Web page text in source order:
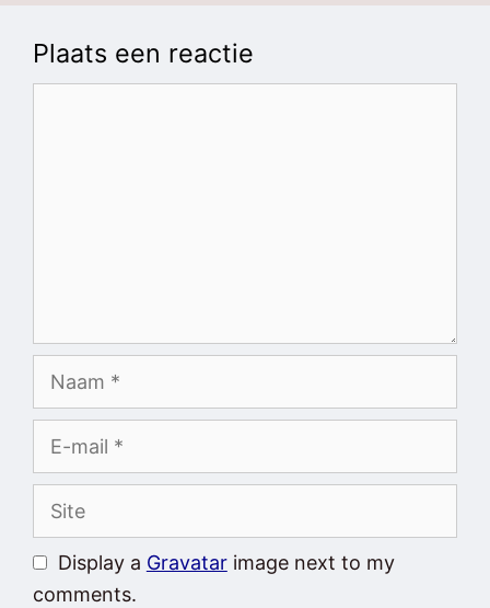
Plaats een reactie
mail
Site
Display a Gravatarimage next to my
comments.